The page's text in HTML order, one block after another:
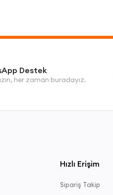
Destek
her zaman buradayız.
Hızlı Erişim
Sipariş Takip